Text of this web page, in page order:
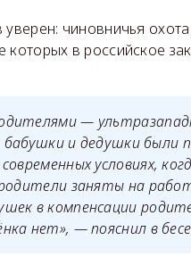
чиновничья
в российское
—
бабушки и дедушки
условиях,
родители заняты на
в компенсации
нет», — пояснил в